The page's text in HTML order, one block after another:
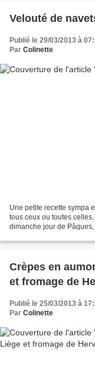
Velouté de
Publié le 29/03/2013 à
Par Colinette
Une petite recette sympa
tous ceux ou toutes
dimanche jour de
Crèpes en
et fromage de
Publié le 25/03/2013 à
Par Colinette